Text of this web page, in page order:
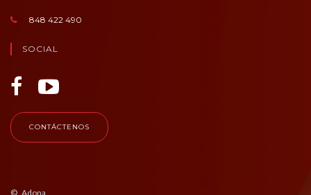
848 422 490
SOCIAL
CONTÁCTENOS
© Adona